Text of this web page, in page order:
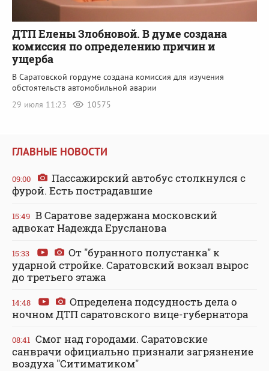
ДТП Елены Злобновой. В думе создана
комиссия по определению причин и
ущерба
В Саратовской гордуме создана комиссия для изучения
обстоятельств автомобильной аварии
29 июля 11:23
10575
ГЛАВНЫЕ НОВОСТИ
09:00
Пассажирский автобус столкнулся с
фурой. Есть пострадавшие
15:49 В Саратове задержана московский
адвокат Надежда Ерусланова
15:33
От "буранного полустанка" к
ударной стройке. Саратовский вокзал вырос
до третьего этажа
14:48
Определена подсудность дела о
ночном ДТП саратовского вице-губернатора
08:41 Смог над городами. Саратовские
санврачи официально признали загрязнение
воздуха "Ситиматиком"